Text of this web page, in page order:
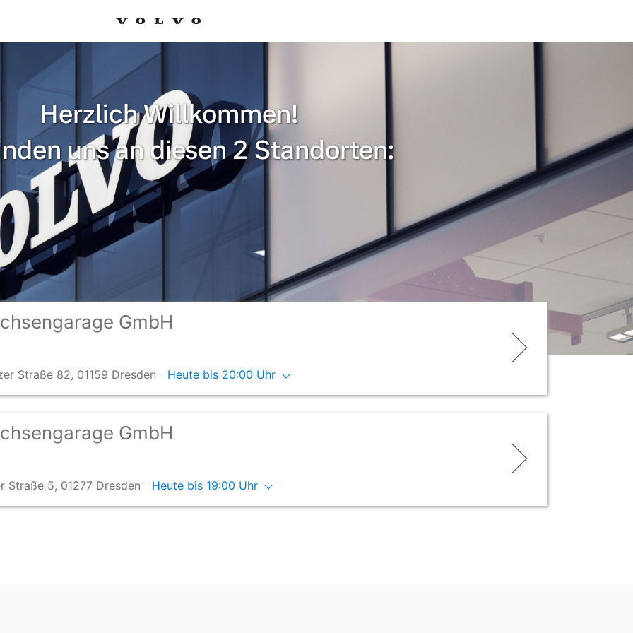
Herzlich Willkommen!
uns an diesen 2 Standorten:
GmbH
Straße 82, 01159 Dresden - Heute bis 20:00 Uhr
GmbH
Straße 5, 01277 Dresden - Heute bis 19:00 Uhr